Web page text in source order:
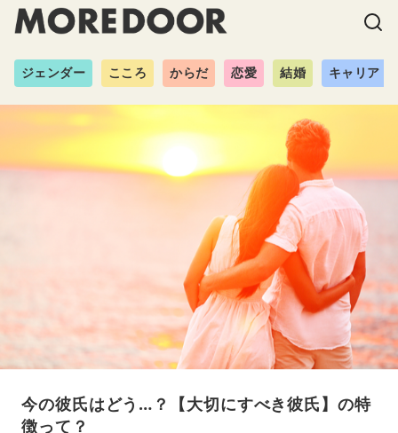
ジェンダー こころ からだ 恋愛 結婚 キャリア
今の彼氏はどう…？【大切にすべき彼氏】の特
徴って？